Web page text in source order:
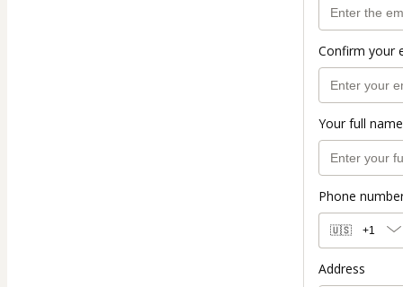
Confirm your
Your full name
Phone
🇺🇸 +1
Address